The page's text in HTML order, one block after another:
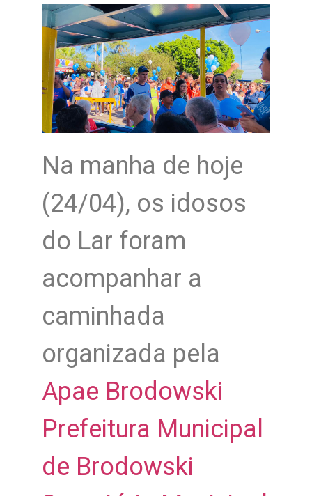
Na manha de hoje
(24/04), os idosos
do Lar foram
acompanhar a
caminhada
organizada pela
Apae Brodowski
Prefeitura Municipal
de Brodowski